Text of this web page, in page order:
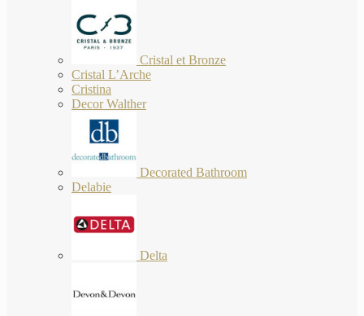
Cristal et Bronze
Cristal L’Arche
Cristina
Decor Walther
Decorated Bathroom
Delabie
Delta